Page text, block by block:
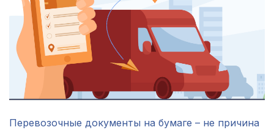
Перевозочные документы на бумаге – не причина